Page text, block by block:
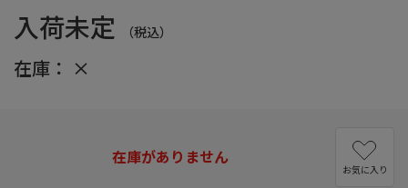
入荷未定 （税込）
在庫： ×
在庫がありません
お気に入り